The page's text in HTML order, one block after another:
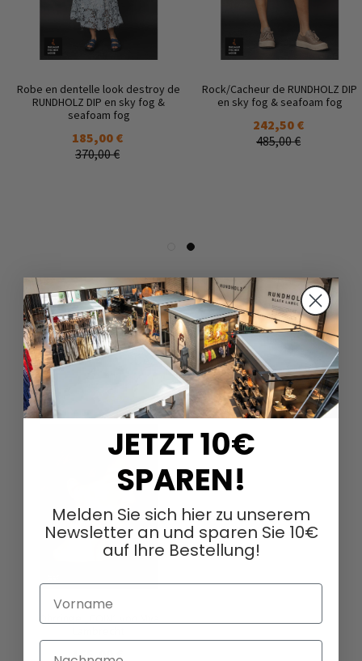
Robe en dentelle look destroy de
RUNDHOLZ DIP en sky fog &
seafoam fog
185,00 €
370,00 €
Rock/Cacheur de RUNDHOLZ DIP
en sky fog & seafoam fog
242,50 €
485,00 €
DAZU PASSEND
Ohrringe „COIN“ von Mya
165,00 €
JETZT 10€
SPAREN!
Melden Sie sich hier zu unserem
Newsletter an und sparen Sie 10€
auf Ihre Bestellung!
Vorname
Nachname